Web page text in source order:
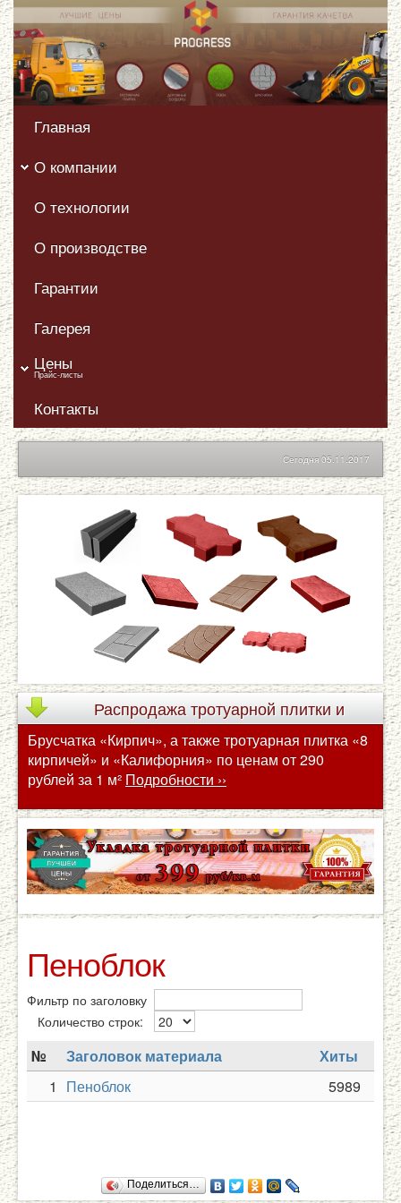
Главная
О компании
О технологии
О производстве
Гарантии
Галерея
Цены
Прайс-листы
Контакты
Сегодня 05.11.2017
Распродажатротуарной плитки и
брусчатки по сниженным ценам
Брусчатка «Кирпич», а также тротуарная плитка «8
кирпичей» и «Калифорния» по ценам от 290
рублей за 1 м² Подробности ››
Пеноблок
Фильтр по заголовку
Количество строк:
№ Заголовок материала
Хиты
1
Пеноблок 5989
Поделиться…